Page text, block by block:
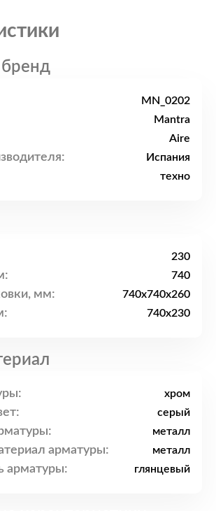
MN_0202
Mantra
Aire
Испания
техно
230
740
мм: 740x740x260
740x230
хром
серый
металл
арматуры: металл
арматуры: глянцевый